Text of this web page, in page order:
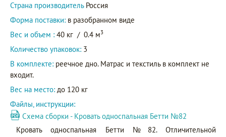
Страна производитель Россия
Форма поставки: в разобранном виде
Вес и объем : 40 кг / 0.4 м3
Количество упаковок: 3
В комплекте: реечное дно. Матрас и текстиль в комплект не
входит.
Вес на место: до 120 кг
Файлы, инструкции:
Схема сборки - Кровать односпальная Бетти №82
Кровать односпальная Бетти №82. Отличительной